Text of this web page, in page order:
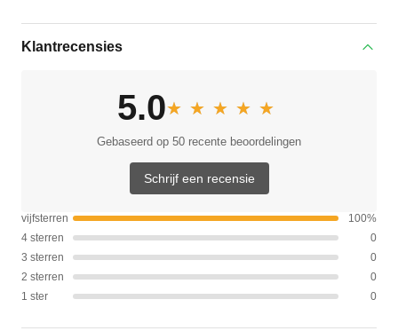
Klantrecensies
5.0★★★★★
★★★★★
Gebaseerd op 50 recente beoordelingen
Schrijf een recensie
vijfsterren
100%
4 sterren
0
3 sterren
0
2 sterren
0
1 ster
0